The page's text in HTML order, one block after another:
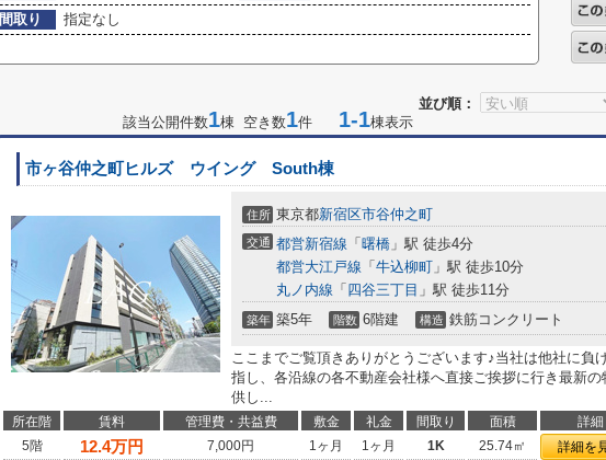
間取り
指定なし
並び順：
該当公開件数1棟 空き数1件 1-1棟表示
市ヶ谷仲之町ヒルズ ウイング South棟
住所 東京都新宿区市谷仲之町
交通 都営新宿線 「 曙橋 」駅 徒歩4分
都営大江戸線 「 牛込柳町 」駅 徒歩10分
丸ノ内線 「 四谷三丁目 」駅 徒歩11分
築年 築5年 階数 6階建 構造 鉄筋コンクリート
ここまでご覧頂きありがとうございます♪当社は他社に負
指し、各沿線の各不動産会社様へ直接ご挨拶に行き最新
供し...
所在階 賃料 管理費・共益費 敷金 礼金 間取り 面積 詳細
5階
12.4万円 7,000円 1ヶ月 1ヶ月 1K 25.74㎡ 詳細を